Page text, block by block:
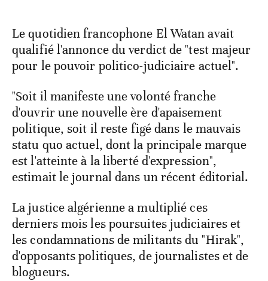
Le quotidien francophone El Watan avait
qualifié l'annonce du verdict de "test majeur
pour le pouvoir politico-judiciaire actuel".
"Soit il manifeste une volonté franche
d'ouvrir une nouvelle ère d'apaisement
politique, soit il reste figé dans le mauvais
statu quo actuel, dont la principale marque
est l'atteinte à la liberté d'expression",
estimait le journal dans un récent éditorial.
La justice algérienne a multiplié ces
derniers mois les poursuites judiciaires et
les condamnations de militants du "Hirak",
d'opposants politiques, de journalistes et de
blogueurs.